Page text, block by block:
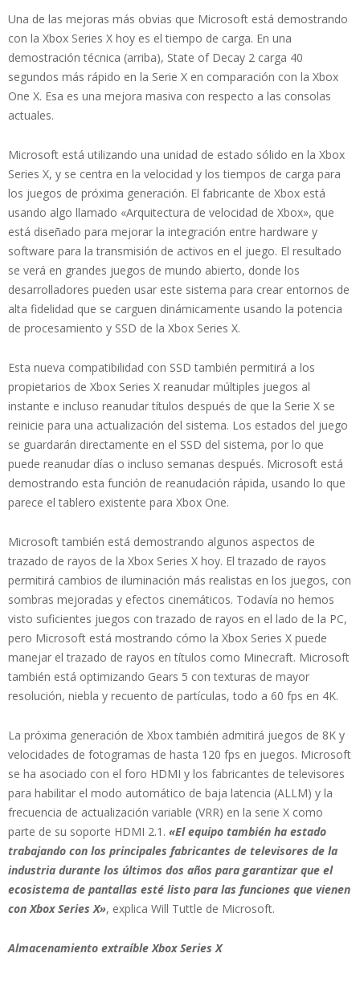
Una de las mejoras más obvias que Microsoft está demostrando
con la Xbox Series X hoy es el tiempo de carga. En una
demostración técnica (arriba), State of Decay 2 carga 40
segundos más rápido en la Serie X en comparación con la Xbox
One X. Esa es una mejora masiva con respecto a las consolas
actuales.
Microsoft está utilizando una unidad de estado sólido en la Xbox
Series X, y se centra en la velocidad y los tiempos de carga para
los juegos de próxima generación. El fabricante de Xbox está
usando algo llamado «Arquitectura de velocidad de Xbox», que
está diseñado para mejorar la integración entre hardware y
software para la transmisión de activos en el juego. El resultado
se verá en grandes juegos de mundo abierto, donde los
desarrolladores pueden usar este sistema para crear entornos de
alta fidelidad que se carguen dinámicamente usando la potencia
de procesamiento y SSD de la Xbox Series X.
Esta nueva compatibilidad con SSD también permitirá a los
propietarios de Xbox Series X reanudar múltiples juegos al
instante e incluso reanudar títulos después de que la Serie X se
reinicie para una actualización del sistema. Los estados del juego
se guardarán directamente en el SSD del sistema, por lo que
puede reanudar días o incluso semanas después. Microsoft está
demostrando esta función de reanudación rápida, usando lo que
parece el tablero existente para Xbox One.
Microsoft también está demostrando algunos aspectos de
trazado de rayos de la Xbox Series X hoy. El trazado de rayos
permitirá cambios de iluminación más realistas en los juegos, con
sombras mejoradas y efectos cinemáticos. Todavía no hemos
visto suficientes juegos con trazado de rayos en el lado de la PC,
pero Microsoft está mostrando cómo la Xbox Series X puede
manejar el trazado de rayos en títulos como Minecraft. Microsoft
también está optimizando Gears 5 con texturas de mayor
resolución, niebla y recuento de partículas, todo a 60 fps en 4K.
La próxima generación de Xbox también admitirá juegos de 8K y
velocidades de fotogramas de hasta 120 fps en juegos. Microsoft
se ha asociado con el foro HDMI y los fabricantes de televisores
para habilitar el modo automático de baja latencia (ALLM) y la
frecuencia de actualización variable (VRR) en la serie X como
parte de su soporte HDMI 2.1. «El equipo también ha estado
trabajando con los principales fabricantes de televisores de la
industria durante los últimos dos años para garantizar que el
ecosistema de pantallas esté listo para las funciones que vienen
con Xbox Series X», explica Will Tuttle de Microsoft.
Almacenamiento extraíble Xbox Series X